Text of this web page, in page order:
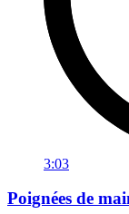
3:03
Poignées de